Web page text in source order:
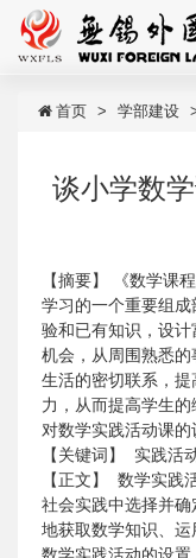
首页 学部建设
谈小学数
【摘要】
《数学课
学习的一个重要组
验和已有知识，设
机会，从周围熟悉
生活的密切联系，
力，从而提高学生
对数学实践活动课的
【关键词】
实践活
【正文】
数学实践
社会实践中选择并
地获取数学知识、运